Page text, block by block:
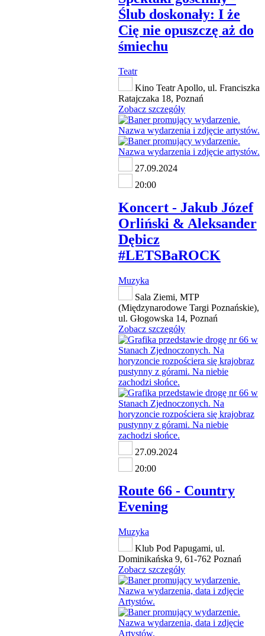
Ślub doskonały: I że
Cię nie opuszczę aż do
śmiechu
Teatr
Kino Teatr Apollo, ul. Franciszka
Ratajczaka 18, Poznań
Zobacz szczegóły
27.09.2024
20:00
Koncert - Jakub Józef
Orliński & Aleksander
Dębicz
#LETSBaROCK
Muzyka
Sala Ziemi, MTP
(Międzynarodowe Targi Poznańskie),
ul. Głogowska 14, Poznań
Zobacz szczegóły
27.09.2024
20:00
Route 66 - Country
Evening
Muzyka
Klub Pod Papugami, ul.
Dominikańska 9, 61-762 Poznań
Zobacz szczegóły